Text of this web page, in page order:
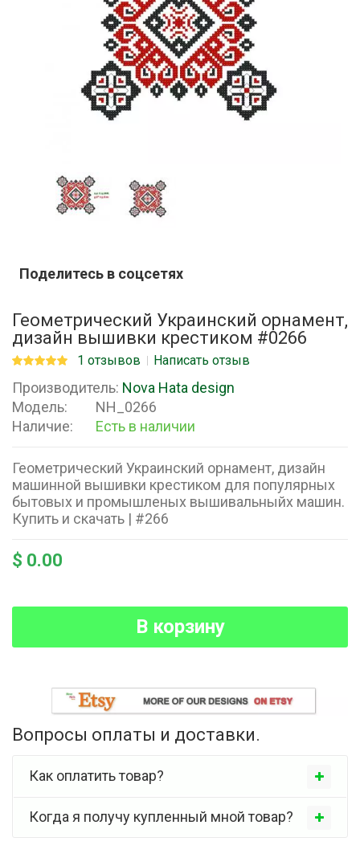
Поделитесь в соцсетях
Геометрический Украинский орнамент,
дизайн вышивки крестиком #0266
1 отзывов Написать отзыв
Производитель: Nova Hata design
Модель:
NH_0266
Наличие:
Есть в наличии
Геометрический Украинский орнамент, дизайн
машинной вышивки крестиком для популярных
бытовых и промышленых вышивальныйх машин.
Купить и скачать | #266
$ 0.00
В корзину
Вопросы оплаты и доставки.
Как оплатить товар?
Когда я получу купленный мной товар?